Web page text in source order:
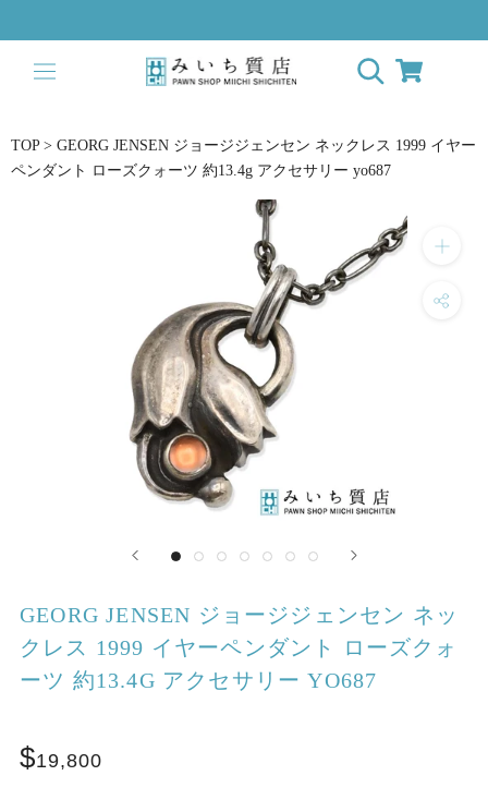
to
content
TOP > GEORG JENSEN ジョージジェンセン ネックレス 1999 イヤー
ペンダント ローズクォーツ 約13.4g アクセサリー yo687
GEORG JENSEN ジョージジェンセン ネッ
クレス 1999 イヤーペンダント ローズクォ
ーツ 約13.4G アクセサリー YO687
19,800